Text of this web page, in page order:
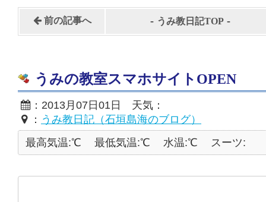
前の記事へ - うみ教日記TOP -
うみの教室スマホサイトOPEN
：2013月07日01日 天気：
： うみ教日記（石垣島海のブログ）
最高気温:℃
最低気温:℃ 水温:℃ スーツ: